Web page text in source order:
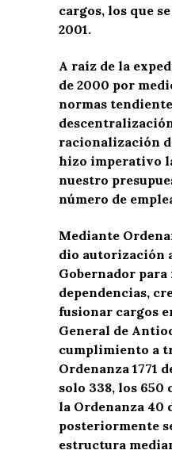
cargos, los que
2001.
A raíz de la
de 2000 por
normas
racionalización
hizo imperativo
nuestro
número de
Mediante
dio autorización
Gobernador
dependencias,
fusionar cargos
General de
cumplimiento a
Ordenanza 1771
solo 338, los 650
la Ordenanza 40
posteriormente
estructura